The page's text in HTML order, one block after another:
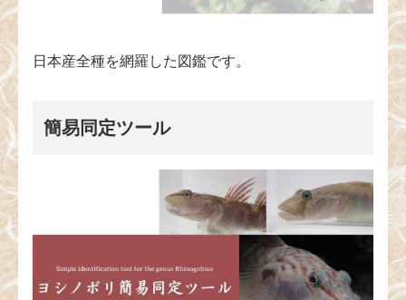
日本産全種を網羅した図鑑です。
簡易同定ツール